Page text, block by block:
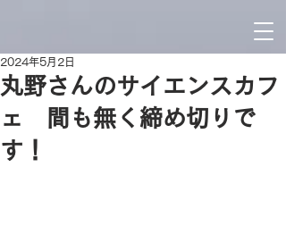
丸野さんのサイエンスカフ
ェ 間も無く締め切りで
す！
2024年5月2日